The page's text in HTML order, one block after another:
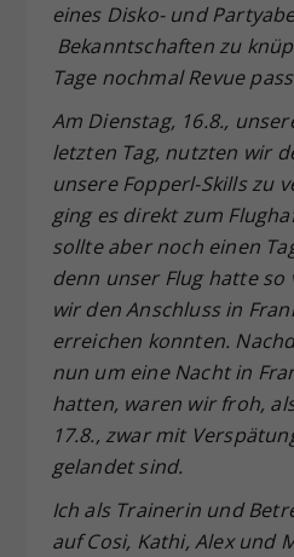
eines Disko- und
Bekanntschaften zu
Tage nochmal Revue
Am Dienstag, 16.8.,
letzten Tag, nutzten wir
unsere Fopperl-Skills zu
ging es direkt zum
sollte aber noch einen
denn unser Flug hatte so
wir den Anschluss in
erreichen konnten.
nun um eine Nacht in
hatten, waren wir froh,
17.8., zwar mit
gelandet sind.
Ich als Trainerin und
auf Cosi, Kathi, Alex und